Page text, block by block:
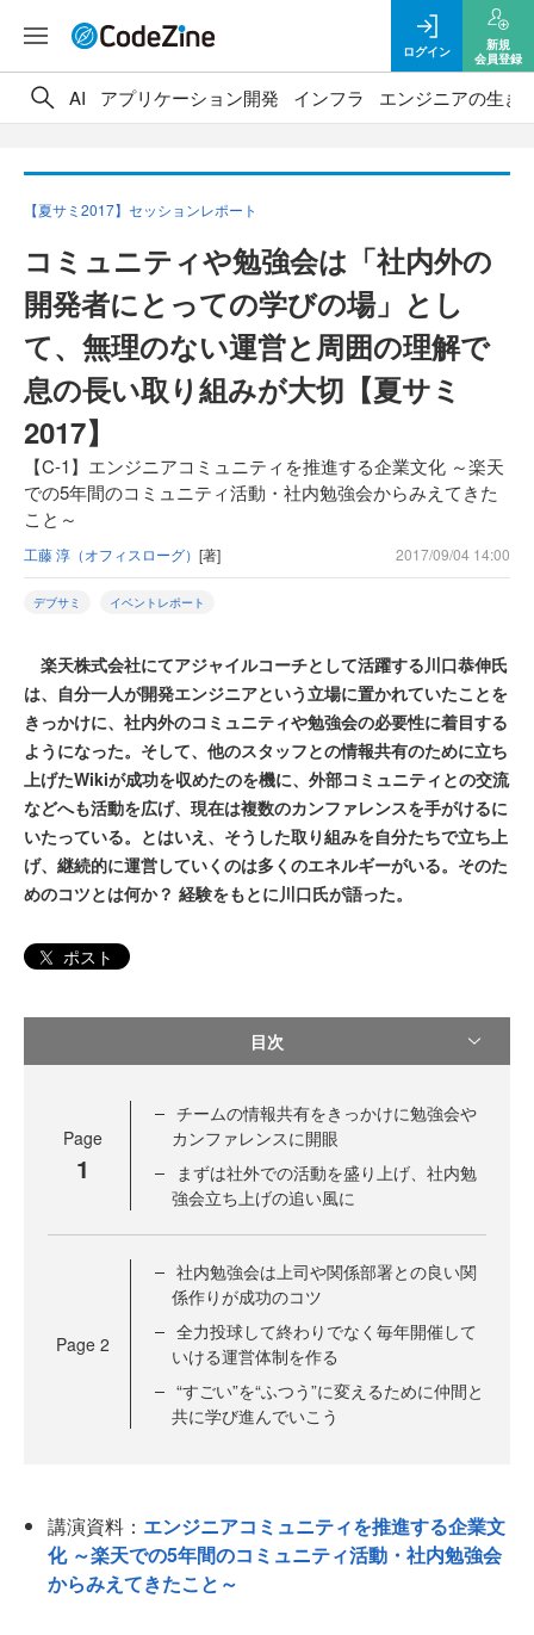
ログイン
新規
会員登録
AI アプリケーション開発 インフラ エンジニアの生き
【夏サミ2017】セッションレポート
コミュニティや勉強会は「社内外の
開発者にとっての学びの場」とし
て、無理のない運営と周囲の理解で
息の長い取り組みが大切【夏サミ
2017】
【C-1】エンジニアコミュニティを推進する企業文化 ～楽天
での5年間のコミュニティ活動・社内勉強会からみえてきた
こと～
工藤 淳（オフィスローグ） [著] 2017/09/04 14:00
デブサミ イベントレポート
楽天株式会社にてアジャイルコーチとして活躍する川口恭伸氏
は、自分一人が開発エンジニアという立場に置かれていたことを
きっかけに、社内外のコミュニティや勉強会の必要性に着目する
ようになった。そして、他のスタッフとの情報共有のために立ち
上げたWikiが成功を収めたのを機に、外部コミュニティとの交流
などへも活動を広げ、現在は複数のカンファレンスを手がけるに
いたっている。とはいえ、そうした取り組みを自分たちで立ち上
げ、継続的に運営していくのは多くのエネルギーがいる。そのた
めのコツとは何か？ 経験をもとに川口氏が語った。
ポスト
目次
Page
1
チームの情報共有をきっかけに勉強会や
カンファレンスに開眼
まずは社外での活動を盛り上げ、社内勉
強会立ち上げの追い風に
Page 2
社内勉強会は上司や関係部署との良い関
係作りが成功のコツ
全力投球して終わりでなく毎年開催して
いける運営体制を作る
“すごい”を“ふつう”に変えるために仲間と
共に学び進んでいこう
講演資料： エンジニアコミュニティを推進する企業文
化 ～楽天での5年間のコミュニティ活動・社内勉強会
からみえてきたこと～